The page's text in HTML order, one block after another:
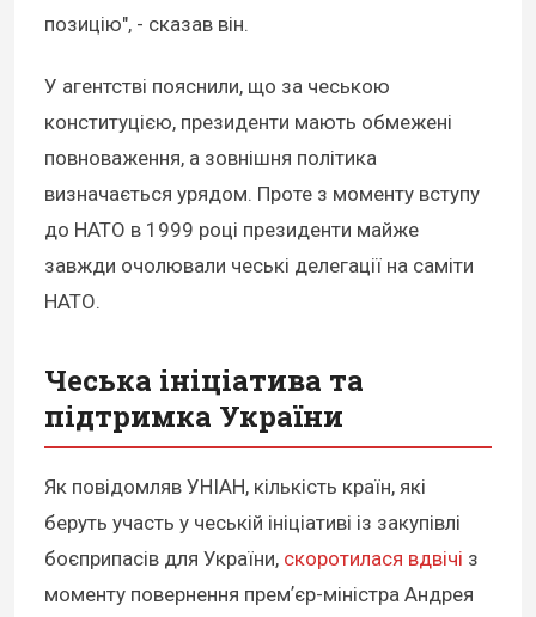
позицію", - сказав він.
У агентстві пояснили, що за чеською
конституцією, президенти мають обмежені
повноваження, а зовнішня політика
визначається урядом. Проте з моменту вступу
до НАТО в 1999 році президенти майже
завжди очолювали чеські делегації на саміти
НАТО.
Чеська ініціатива та
підтримка України
Як повідомляв УНІАН, кількість країн, які
беруть участь у чеській ініціативі із закупівлі
боєприпасів для України, скоротилася вдвічі з
моменту повернення премʼєр-міністра Андрея